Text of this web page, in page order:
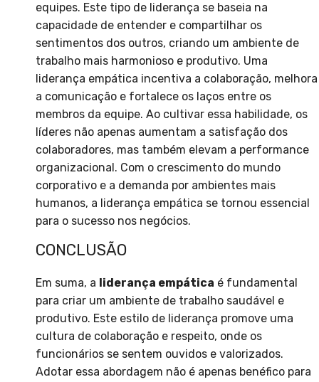
equipes. Este tipo de liderança se baseia na
capacidade de entender e compartilhar os
sentimentos dos outros, criando um ambiente de
trabalho mais harmonioso e produtivo. Uma
liderança empática incentiva a colaboração, melhora
a comunicação e fortalece os laços entre os
membros da equipe. Ao cultivar essa habilidade, os
líderes não apenas aumentam a satisfação dos
colaboradores, mas também elevam a performance
organizacional. Com o crescimento do mundo
corporativo e a demanda por ambientes mais
humanos, a liderança empática se tornou essencial
para o sucesso nos negócios.
CONCLUSÃO
Em suma, a liderança empática é fundamental
para criar um ambiente de trabalho saudável e
produtivo. Este estilo de liderança promove uma
cultura de colaboração e respeito, onde os
funcionários se sentem ouvidos e valorizados.
Adotar essa abordagem não é apenas benéfico para